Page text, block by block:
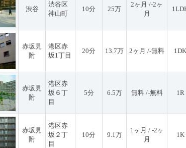
渋谷
渋谷区
神山町
10分 25万
2ヶ月 /-2ヶ
月
赤坂見
附
港区赤
坂1丁目
20分 13.7万 2ヶ月 /-無料 1DK
赤坂見
附
港区赤
坂６丁
目
5分 6.5万 無料 /-無料 1R
赤坂見
附
港区赤
坂２丁
目
10分 9.1万
1ヶ月 / -2ヶ
月
1K